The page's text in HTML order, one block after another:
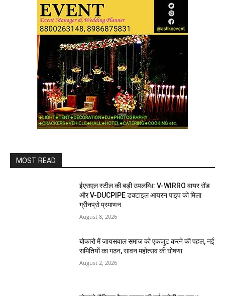
MOST READ
ईएसएल स्टील की बड़ी उपलब्धि: V-WIRRO वायर रॉड
और V-DUCPIPE डक्टाइल आयरन पाइप को मिला
ग्रीनप्रो प्रमाणन
August 8, 2026
बोकारो में जायसवाल समाज को एकजुट करने की पहल, नई
समितियों का गठन, सावन महोत्सव की घोषणा
August 2, 2026